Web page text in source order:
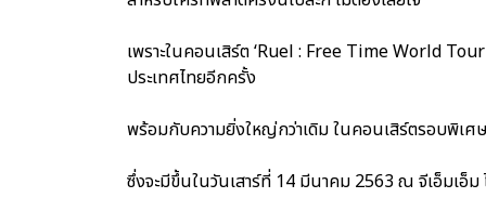
เพราะในคอนเสิร์ต ‘Ruel : Free Time World
ประเทศไทยอีกครั้ง
พร้อมกับความยิ่งใหญ่กว่าเดิม ในคอนเสิร์ตรอบพิ
ซึ่งจะมีขึ้นในวันเสาร์ที่ 14 มีนาคม 2563 ณ จีเอ็มเอ็